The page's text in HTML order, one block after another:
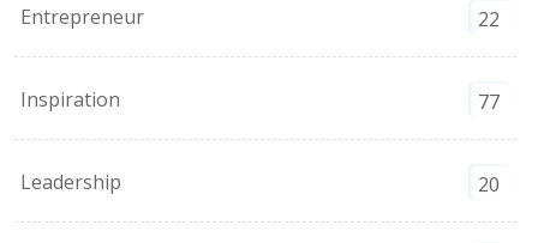
Entrepreneur 22
Inspiration 77
Leadership 20